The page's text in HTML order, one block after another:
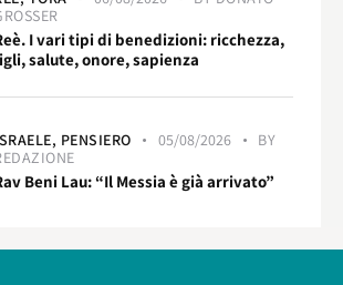
I vari tipi di benedizioni: ricchezza,
salute, onore, sapienza
PENSIERO 05/08/2026
BY
Beni Lau: “Il Messia è già arrivato”